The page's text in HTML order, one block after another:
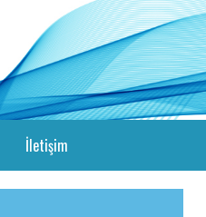
İletişim